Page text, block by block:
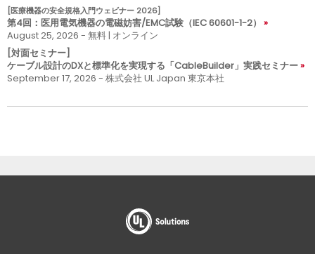
[医療機器の安全規格入門ウェビナー 2026]
第4回：医用電気機器の電磁妨害/EMC試験（IEC 60601-1-2）
August 25, 2026 - 無料 | オンライン
[対面セミナー]
ケーブル設計のDXと標準化を実現する「CableBuilder」実践セミナー
September 17, 2026 - 株式会社 UL Japan 東京本社